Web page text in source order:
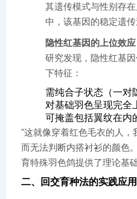
其遗传模式与性别存
中，该基因的稳定遗
​隐性红基因的上位效应​
研究发现，隐性红基
下特征：
需纯合子状态（一对
对基础羽色呈现完全
可掩盖包括翼纹在内
"这就像穿着红色毛衣的人，
而无法判断内搭衬衫的颜色
育特殊羽色鸽提供了理论基础
二、回交育种法的实践应用